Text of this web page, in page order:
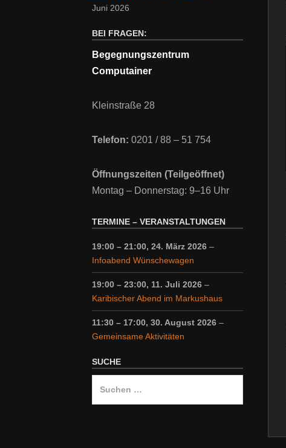
Juni 2026
BEI FRAGEN:
Begegnungszentrum
Computainer
Kleinstraße 28
Telefon: 0201 / 88 – 51 754
Öffnungszeiten (Teilgeöffnet)
Montag – Donnerstag: 9–16 Uhr
TERMINE – VERANSTALTUNGEN
19:00 – 21:00, 24. März 2026 –
Infoabend Wünschewagen
19:00 – 23:00, 11. Juli 2026 –
Karibischer Abend im Markushaus
11:30 – 17:00, 30. August 2026 –
Gemeinsame Aktivitäten
SUCHE